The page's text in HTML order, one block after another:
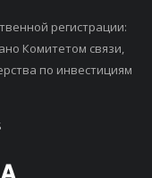
регистрации:
Комитетом связи,
по инвестициям